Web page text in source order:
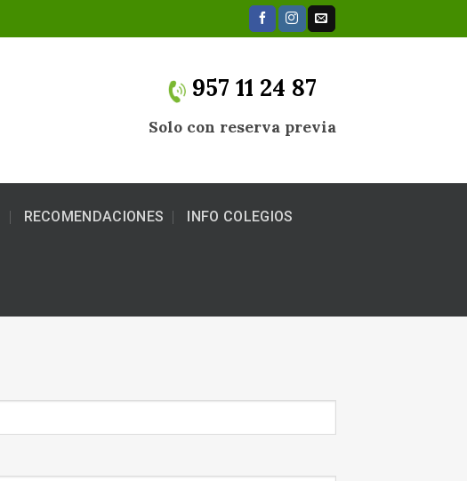
957 11 24 87
Solo con reserva previa
RECOMENDACIONES INFO COLEGIOS